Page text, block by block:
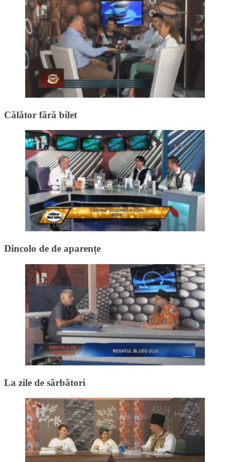
Călător fără bilet
Dincolo de de aparențe
La zile de sărbători